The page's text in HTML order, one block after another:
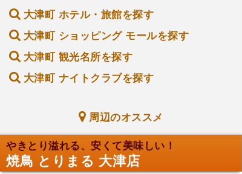
大津町 ホテル・旅館を探す
大津町 ショッピング モールを探す
大津町 観光名所を探す
大津町 ナイトクラブを探す
周辺のオススメ
やきとり溢れる、安くて美味しい！
焼鳥 とりまる 大津店